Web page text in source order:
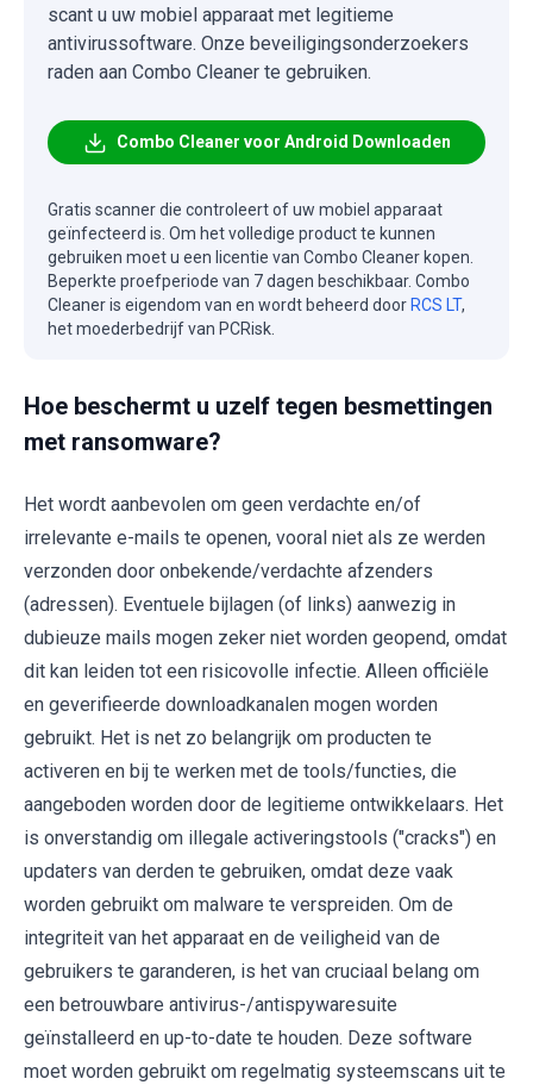
scant u uw mobiel apparaat met legitieme
antivirussoftware. Onze beveiligingsonderzoekers
raden aan Combo Cleaner te gebruiken.
Combo Cleaner voor Android Downloaden
Gratis scanner die controleert of uw mobiel apparaat
geïnfecteerd is. Om het volledige product te kunnen
gebruiken moet u een licentie van Combo Cleaner kopen.
Beperkte proefperiode van 7 dagen beschikbaar. Combo
Cleaner is eigendom van en wordt beheerd door RCS LT,
het moederbedrijf van PCRisk.
Hoe beschermt u uzelf tegen besmettingen
met ransomware?
Het wordt aanbevolen om geen verdachte en/of
irrelevante e-mails te openen, vooral niet als ze werden
verzonden door onbekende/verdachte afzenders
(adressen). Eventuele bijlagen (of links) aanwezig in
dubieuze mails mogen zeker niet worden geopend, omdat
dit kan leiden tot een risicovolle infectie. Alleen officiële
en geverifieerde downloadkanalen mogen worden
gebruikt. Het is net zo belangrijk om producten te
activeren en bij te werken met de tools/functies, die
aangeboden worden door de legitieme ontwikkelaars. Het
is onverstandig om illegale activeringstools ("cracks") en
updaters van derden te gebruiken, omdat deze vaak
worden gebruikt om malware te verspreiden. Om de
integriteit van het apparaat en de veiligheid van de
gebruikers te garanderen, is het van cruciaal belang om
een betrouwbare antivirus-/antispywaresuite
geïnstalleerd en up-to-date te houden. Deze software
moet worden gebruikt om regelmatig systeemscans uit te